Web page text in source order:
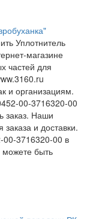
Уплотнитель
магазине
частей для
и организациям.
00-3716320-00
заказ. Наши
и доставки.
00-3716320-00 в
быть